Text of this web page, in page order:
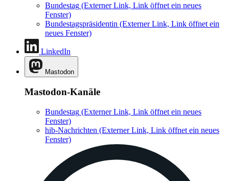
Bundestag (Externer Link, Link öffnet ein neues
Fenster)
Bundestagspräsidentin (Externer Link, Link öffnet ein
neues Fenster)
LinkedIn
Mastodon
Mastodon-Kanäle
Bundestag (Externer Link, Link öffnet ein neues
Fenster)
hib-Nachrichten (Externer Link, Link öffnet ein neues
Fenster)